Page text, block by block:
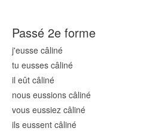
Passé 2e forme
j'eusse câliné
tu eusses câliné
il eût câliné
nous eussions câliné
vous eussiez câliné
ils eussent câliné